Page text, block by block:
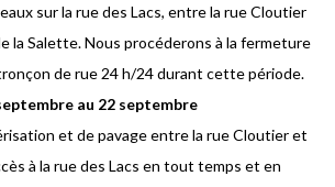
sur la rue des Lacs, entre la rue Cloutier
la Salette. Nous procéderons à la fermeture
de rue 24 h/24 durant cette période.
au 22 septembre
et de pavage entre la rue Cloutier et
à la rue des Lacs en tout temps et en